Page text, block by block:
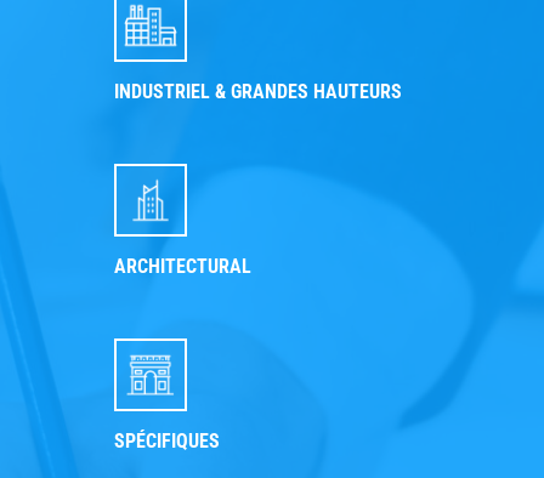
INDUSTRIEL & GRANDES HAUTEURS
ARCHITECTURAL
SPÉCIFIQUES